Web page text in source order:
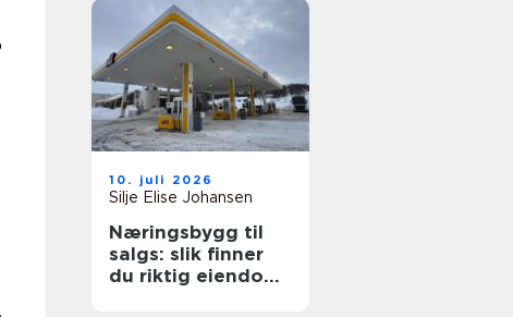
10. juli 2026
Silje Elise Johansen
Næringsbygg til
salgs: slik finner
du riktig eiendom